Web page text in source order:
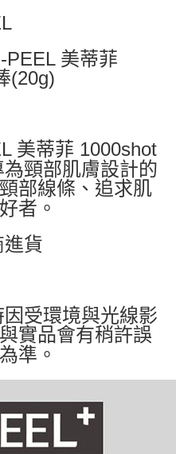
美蒂菲
(20g)
美蒂菲 1000shot
頸部肌膚設計的
部線條、追求肌
者。
貨
受環境與光線影
實品會有稍許誤
準。